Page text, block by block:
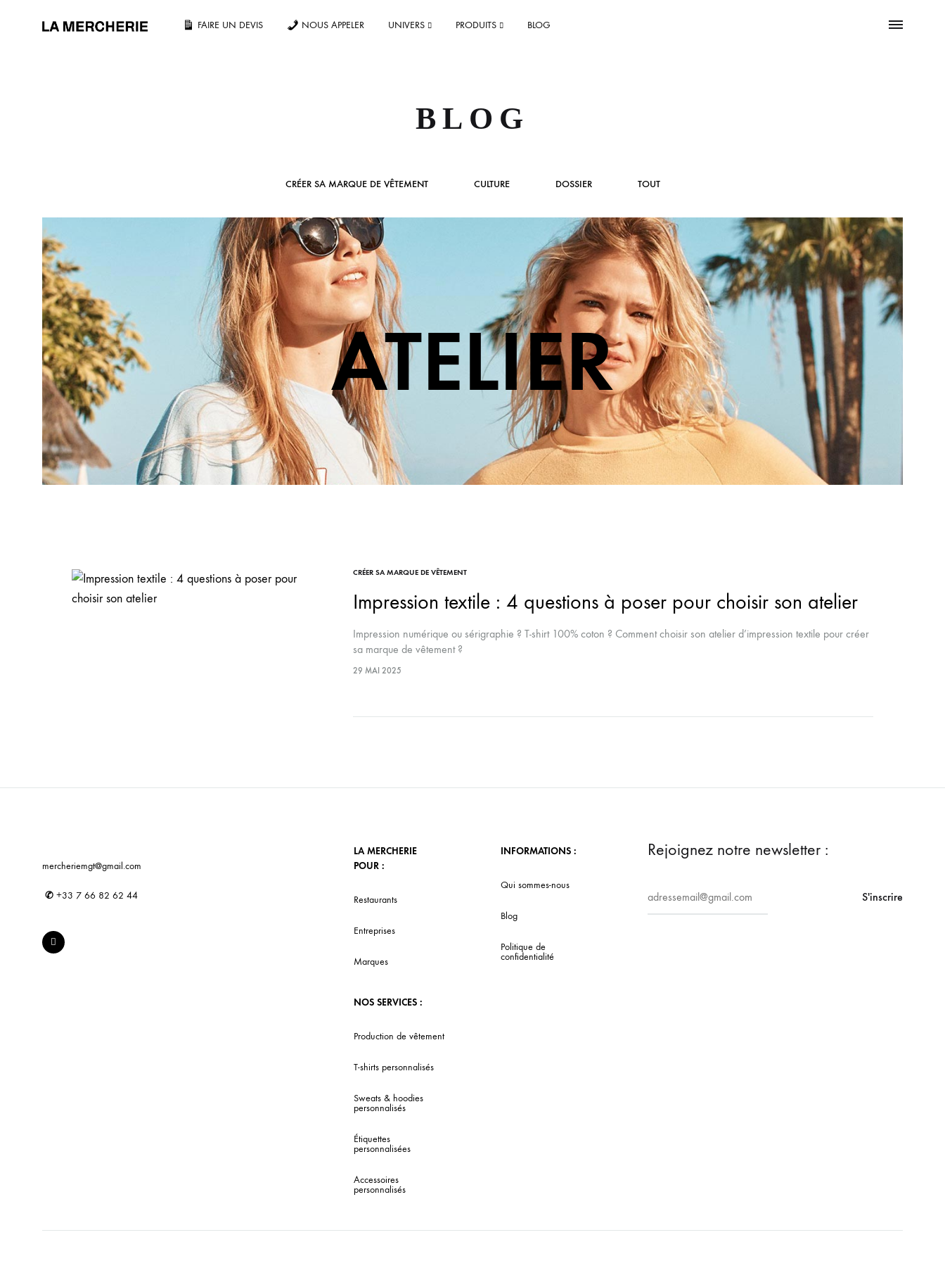
FAIRE UN DEVIS NOUS APPELER UNIVERS PRODUITS
Sans étiquette fabricant
La gamme Essentiel
Made in Portugal
Faire une estimation rapide
BLOG Menu
BLOG
CRÉER SA MARQUE DE VÊTEMENT CULTURE DOSSIER TOUT
ATELIER
CRÉER SA MARQUE DE VÊTEMENT
Impression textile : 4 questions à poser pour choisir son atelier
Impression numérique ou sérigraphie ? T-shirt 100% coton ? Comment choisir son atelier d’impression textile pour créer
sa marque de vêtement ?
29 MAI 2025
mercheriemgt@gmail.com
✆ +33 7 66 82 62 44
LA MERCHERIE
POUR :
Restaurants
Entreprises
Marques
NOS SERVICES :
Production de vêtement
T-shirts personnalisés
Sweats & hoodies
personnalisés
Étiquettes
personnalisées
Accessoires
personnalisés
INFORMATIONS :
Qui sommes-nous
Blog
Politique de
confidentialité
Rejoignez notre newsletter :